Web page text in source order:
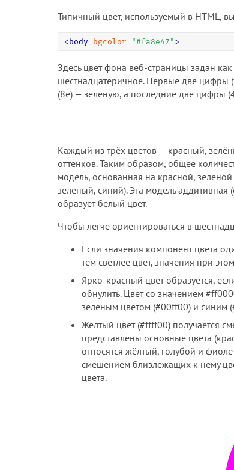
Типичный цвет, используемый в HTML,
< body bgcolor= "#fa8e47 " >
Здесь цвет фона веб-страницы задан
шестнадцатеричное. Первые две цифры
(8e) — зелёную, а последние две цифры
Каждый из трёх цветов — красный,
оттенков. Таким образом, общее
модель, основанная на красной,
зеленый, синий). Эта модель аддитивная
образует белый цвет.
Чтобы легче ориентироваться в
Если значения компонент цвета
тем светлее цвет, значения при
Ярко-красный цвет образуется,
обнулить. Цвет со значением
зелёным цветом (#00ff00) и синим
Жёлтый цвет (#ffff00) получается
представлены основные цвета
относятся жёлтый, голубой и
смешением близлежащих к нему
цвета.